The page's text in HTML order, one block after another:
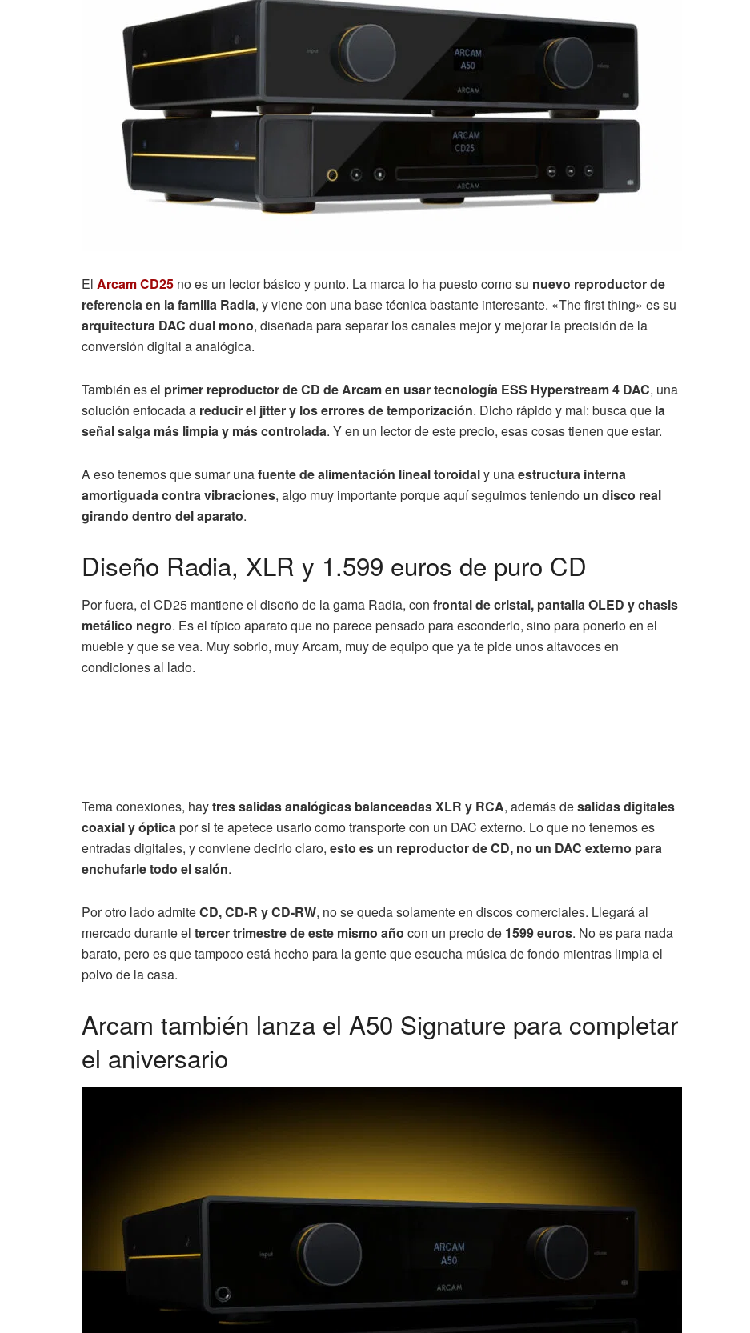
El Arcam CD25 no es un lector básico y punto. La marca lo ha puesto como su nuevo reproductor de
referencia en la familia Radia, y viene con una base técnica bastante interesante. «The first thing» es su
arquitectura DAC dual mono, diseñada para separar los canales mejor y mejorar la precisión de la
conversión digital a analógica.
También es el primer reproductor de CD de Arcam en usar tecnología ESS Hyperstream 4 DAC, una
solución enfocada a reducir el jitter y los errores de temporización. Dicho rápido y mal: busca que la
señal salga más limpia y más controlada. Y en un lector de este precio, esas cosas tienen que estar.
A eso tenemos que sumar unafuente de alimentación lineal toroidaly unaestructura interna
amortiguada contra vibraciones, algo muy importante porque aquí seguimos teniendo un disco real
girando dentro del aparato.
Diseño Radia, XLR y 1.599 euros de puro CD
Por fuera, el CD25 mantiene el diseño de la gama Radia, con frontal de cristal, pantalla OLED y chasis
metálico negro. Es el típico aparato que no parece pensado para esconderlo, sino para ponerlo en el
mueble y que se vea. Muy sobrio, muy Arcam, muy de equipo que ya te pide unos altavoces en
condiciones al lado.
Tema conexiones, haytres salidas analógicas balanceadas XLR y RCA, además desalidas digitales
coaxial y ópticapor si te apetece usarlo como transporte con un DAC externo. Lo que no tenemos es
entradas digitales, y conviene decirlo claro, esto es un reproductor de CD, no un DAC externo para
enchufarle todo el salón.
Por otro lado admiteCD, CD-R y CD-RW, no se queda solamente en discos comerciales. Llegará al
mercado durante el tercer trimestre de este mismo año con un precio de 1599 euros. No es para nada
barato, pero es que tampoco está hecho para la gente que escucha música de fondo mientras limpia el
polvo de la casa.
Arcam también lanza el A50 Signature para completar
el aniversario